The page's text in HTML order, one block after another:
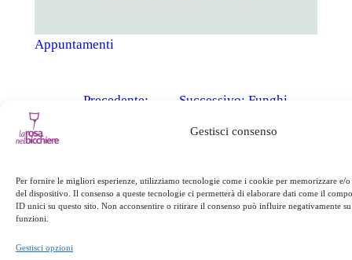
Gestisci consenso
Per fornire le migliori esperienze, utilizziamo tecnologie come i cookie per memorizzare e/
del dispositivo. Il consenso a queste tecnologie ci permetterà di elaborare dati come il
ID unici su questo sito. Non acconsentire o ritirare il consenso può influire negativamente
funzioni.
Gestisci opzioni
Appuntamenti
Precedente:
Successivo:Funghi